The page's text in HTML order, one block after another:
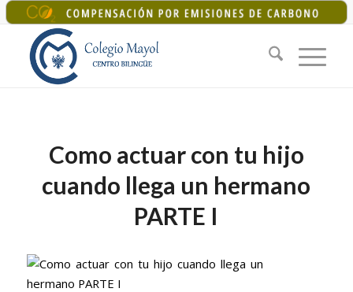
+34 925 22 07 33| colegiomayol@colegiomayol.es
Como actuar con tu hijo
cuando llega un hermano
PARTE I